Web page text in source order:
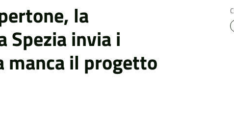
la
Spezia invia i
manca il progetto